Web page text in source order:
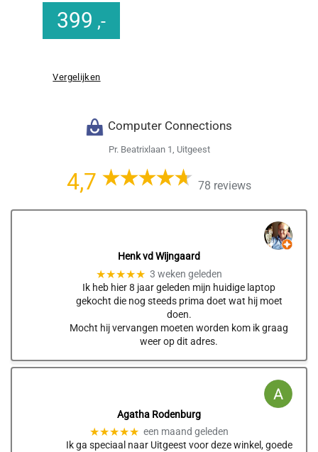
399 ,-
Vergelijken
Computer Connections
Pr. Beatrixlaan 1, Uitgeest
4,7 78 reviews
Henk vd Wijngaard
★★★★★ 3 weken geleden
Ik heb hier 8 jaar geleden mijn huidige laptop
gekocht die nog steeds prima doet wat hij moet
doen.
Mocht hij vervangen moeten worden kom ik graag
weer op dit adres.
Agatha Rodenburg
★★★★★ een maand geleden
Ik ga speciaal naar Uitgeest voor deze winkel, goede